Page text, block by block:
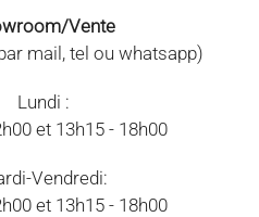
Vente
mail, tel ou whatsapp)
Lundi :
et 13h15 - 18h00
Vendredi:
et 13h15 - 18h00